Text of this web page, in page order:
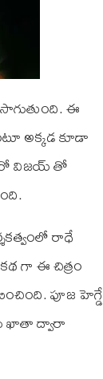
ఈ
అక్కడ కూడా
విజయ్ తో
రాధే
గా ఈ చిత్రం
పూజ హెగ్డే
ఖాతా ద్వారా